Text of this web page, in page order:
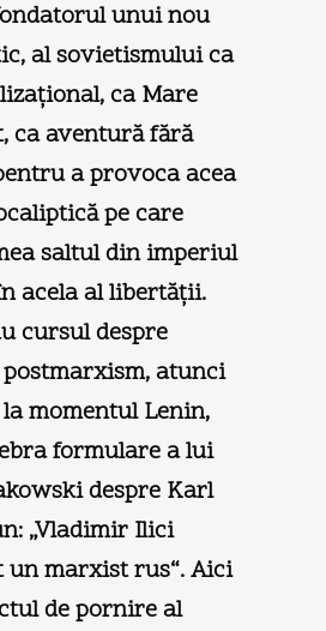
unui nou
al sovietismului ca
ca Mare
ca aventură fără
a provoca acea
pe care
saltul din imperiul
acela al libertăţii.
cursul despre
atunci
momentul Lenin,
formulare a lui
despre Karl
„Vladimir Ilici
un marxist rus“. Aici
de pornire al